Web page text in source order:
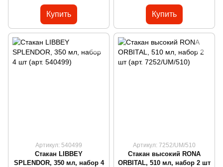
Купить Купить
Артикул: 540499
Стакан LIBBEY
SPLENDOR, 350 мл, набор 4
Артикул: 7252/UM/510
Стакан высокий RONA
ORBITAL, 510 мл, набор 2 шт